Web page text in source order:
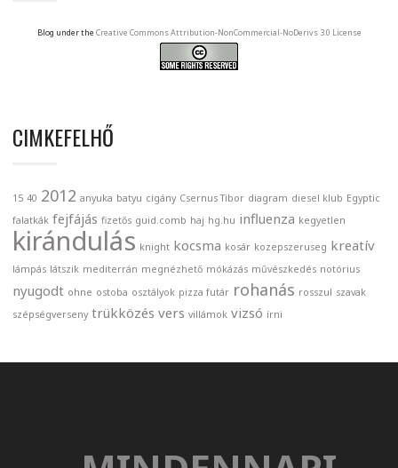
Blog under the Creative Commons Attribution-NonCommercial-NoDerivs 3.0 License
CIMKEFELHŐ
15 40 2012 anyuka batyu cigány Csernus Tibor diagram diesel klub Egyptic
falatkák fejfájás fizetős guid.comb haj hg.hu influenza kegyetlen
kirándulás knight kocsma kosár kozepszeruseg kreatív
lámpás látszik mediterrán megnézhető mókázás művészkedés notórius
nyugodt ohne ostoba osztályok pizza futár rohanás rosszul szavak
szépségverseny trükközés vers villámok vizsó írni